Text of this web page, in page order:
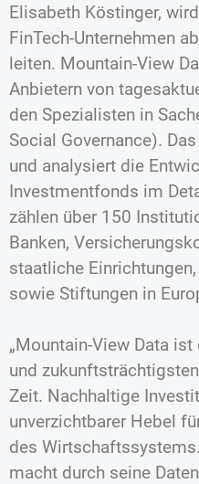
Elisabeth Köstinger,
FinTech-Unternehmen
leiten. Mountain-View
Anbietern von
den Spezialisten in
Social Governance).
und analysiert die
Investmentfonds im
zählen über 150
Banken,
staatliche
sowie Stiftungen in
„Mountain-View Data
und
Zeit. Nachhaltige
unverzichtbarer Hebel
des
macht durch seine